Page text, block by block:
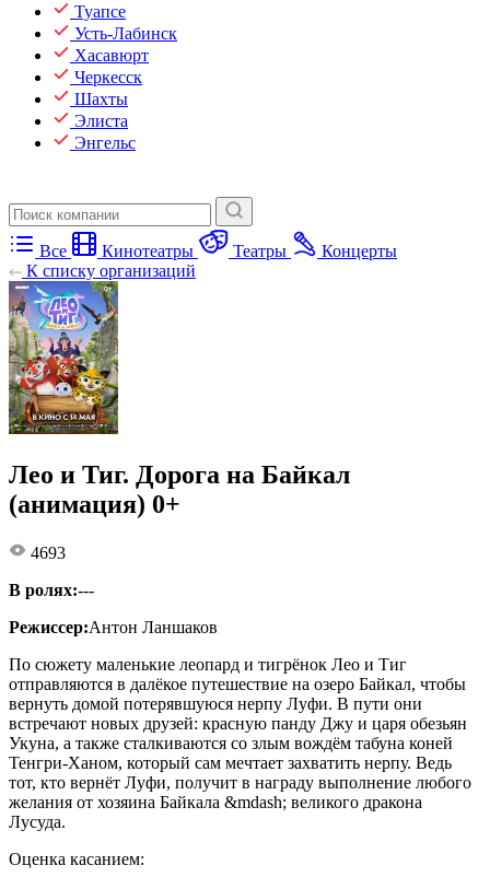
Туапсе
Усть-Лабинск
Хасавюрт
Черкесск
Шахты
Элиста
Энгельс
Все Кинотеатры Театры
Концерты
К списку организаций
Лео и Тиг. Дорога на Байкал
(анимация) 0+
4693
В ролях:---
Режиссер:Антон Ланшаков
По сюжету маленькие леопард и тигрёнок Лео и Тиг
отправляются в далёкое путешествие на озеро Байкал, чтобы
вернуть домой потерявшуюся нерпу Луфи. В пути они
встречают новых друзей: красную панду Джу и царя обезьян
Укуна, а также сталкиваются со злым вождём табуна коней
Тенгри-Ханом, который сам мечтает захватить нерпу. Ведь
тот, кто вернёт Луфи, получит в награду выполнение любого
желания от хозяина Байкала &mdash; великого дракона
Лусуда.
Оценка касанием: